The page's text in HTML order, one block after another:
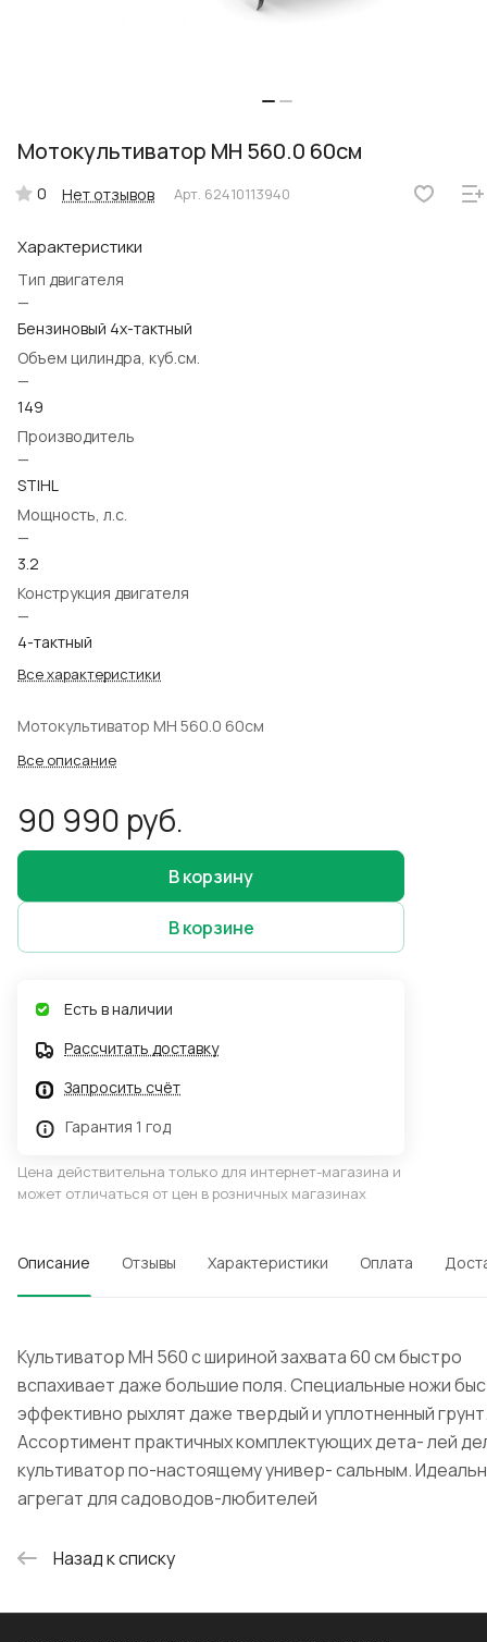
Мотокультиватор MH 560.0 60см
0 Нет отзывов Арт. 62410113940
Характеристики
Тип двигателя
—
Бензиновый 4х-тактный
Объем цилиндра, куб.см.
—
149
Производитель
—
STIHL
Мощность, л.с.
—
3.2
Конструкция двигателя
—
4-тактный
Все характеристики
Мотокультиватор MH 560.0 60см
Все описание
90 990 руб.
В корзину
В корзине
Есть в наличии
Рассчитать доставку
Запросить счёт
Гарантия 1 год
Цена действительна только для интернет-магазина и
может отличаться от цен в розничных магазинах
Описание Отзывы Характеристики Оплата
Культиватор MH 560 с шириной захвата 60 см быстро
вспахивает даже большие поля. Специальные ножи
эффективно рыхлят даже твердый и уплотненный
Ассортимент практичных комплектующих дета- лей
культиватор по-настоящему универ- сальным.
агрегат для садоводов-любителей
Назад к списку